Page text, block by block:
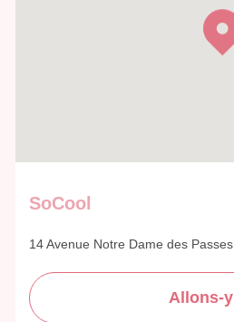
SoCool
14 Avenue Notre Dame des
Allons-